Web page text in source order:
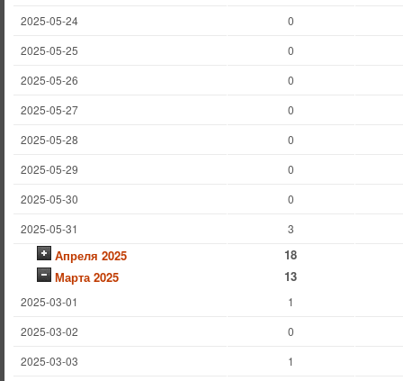
2025-05-24
0
2025-05-25
0
2025-05-26
0
2025-05-27
0
2025-05-28
0
2025-05-29
0
2025-05-30
0
2025-05-31
3
Апреля 2025
18
Марта 2025
13
2025-03-01
1
2025-03-02
0
2025-03-03
1